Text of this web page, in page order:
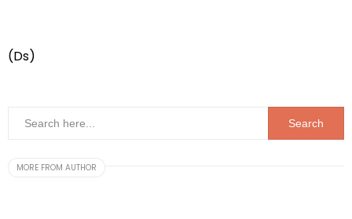
(Ds)
MORE FROM AUTHOR